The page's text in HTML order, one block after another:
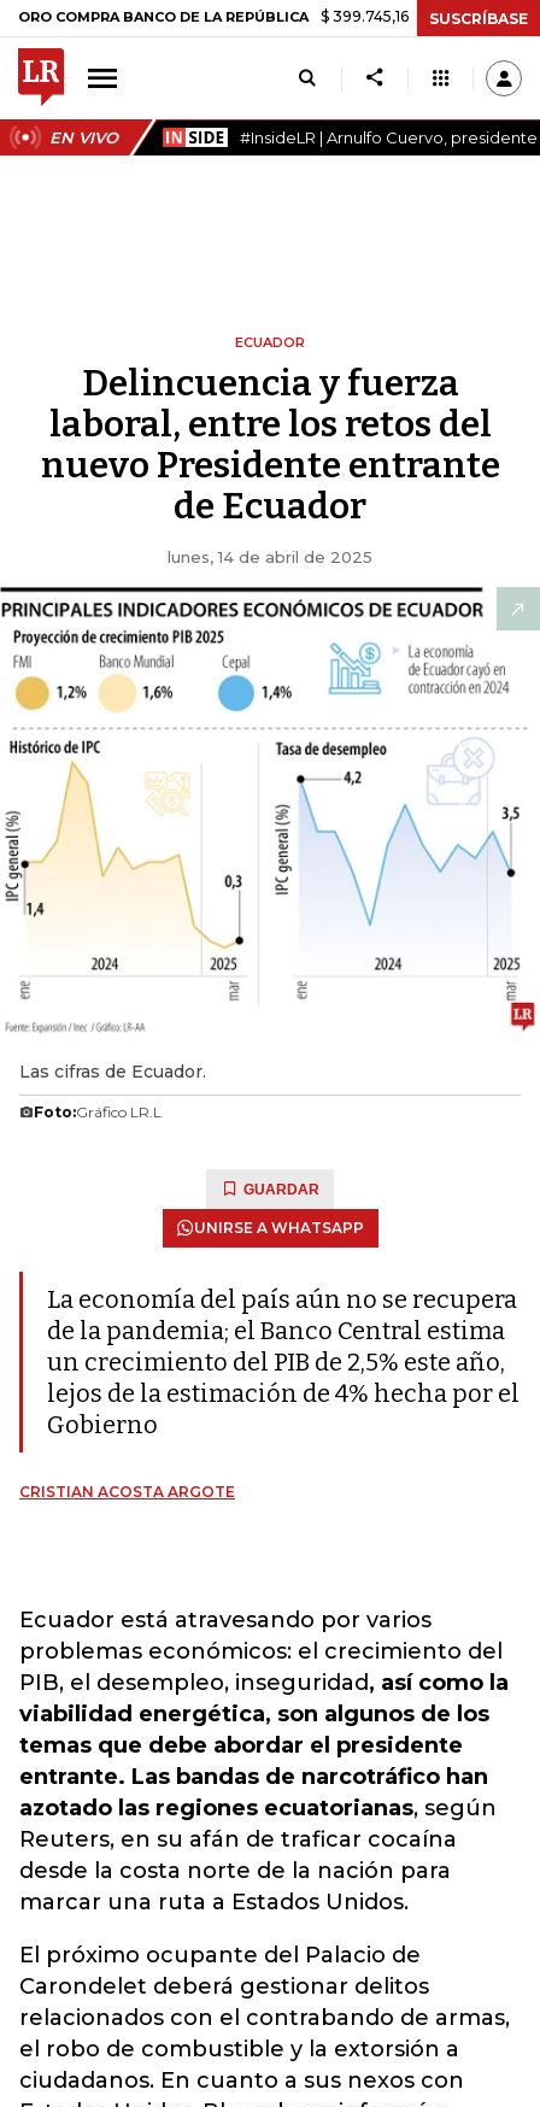
BANCO DE LA REPÚBLICA $ 399.745,16 +$ 2.295,71 +0,58%
SUSCRÍBASE
EN VIVO #InsideLR | Arnulfo Cuervo,
ECUADOR
Delincuencia y fuerza
laboral, entre los retos del
nuevo Presidente entrante
de Ecuador
lunes, 14 de abril de 2025
Las cifras de Ecuador.
Foto:Gráfico LR.L
GUARDAR
UNIRSE A WHATSAPP
La economía del país aún no se recupera
de la pandemia; el Banco Central estima
un crecimiento del PIB de 2,5% este año,
lejos de la estimación de 4% hecha por el
Gobierno
CRISTIAN ACOSTA ARGOTE
Ecuador está atravesando por varios
problemas económicos: el crecimiento del
PIB, el desempleo, inseguridad, así como la
viabilidad energética, son algunos de los
temas que debe abordar el presidente
entrante. Las bandas de narcotráfico han
azotado las regiones ecuatorianas, según
Reuters, en su afán de traficar cocaína
desde la costa norte de la nación para
marcar una ruta a Estados Unidos.
El próximo ocupante del Palacio de
Carondelet deberá gestionar delitos
relacionados con el contrabando de armas,
el robo de combustible y la extorsión a
ciudadanos. En cuanto a sus nexos con